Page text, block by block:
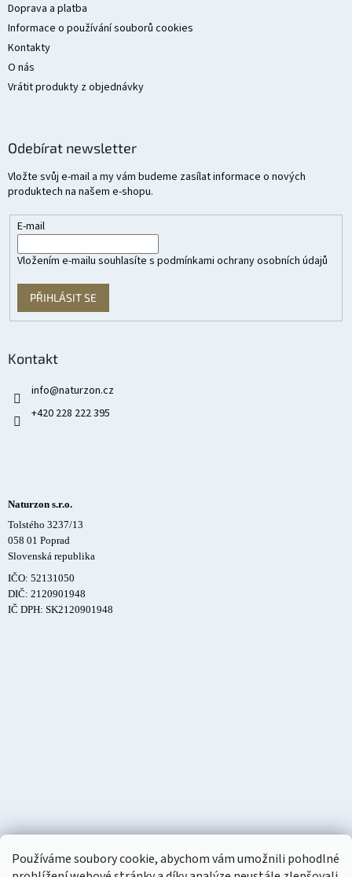
Používáme soubory cookie, abychom vám umožnili pohodlné
Doprava a platba
Informace o používání souborů cookies
Kontakty
O nás
Vrátit produkty z objednávky
Odebírat newsletter
Vložte svůj e-mail a my vám budeme zasílat informace o nových
produktech na našem e-shopu.
E-mail
Vložením e-mailu souhlasíte s podmínkami ochrany osobních údajů
PŘIHLÁSIT SE
Kontakt
info@naturzon.cz
+420 228 222 395
Naturzon s.r.o.
Tolstého 3237/13
058 01 Poprad
Slovenská republika
IČO: 52131050
DIČ: 2120901948
IČ DPH: SK2120901948